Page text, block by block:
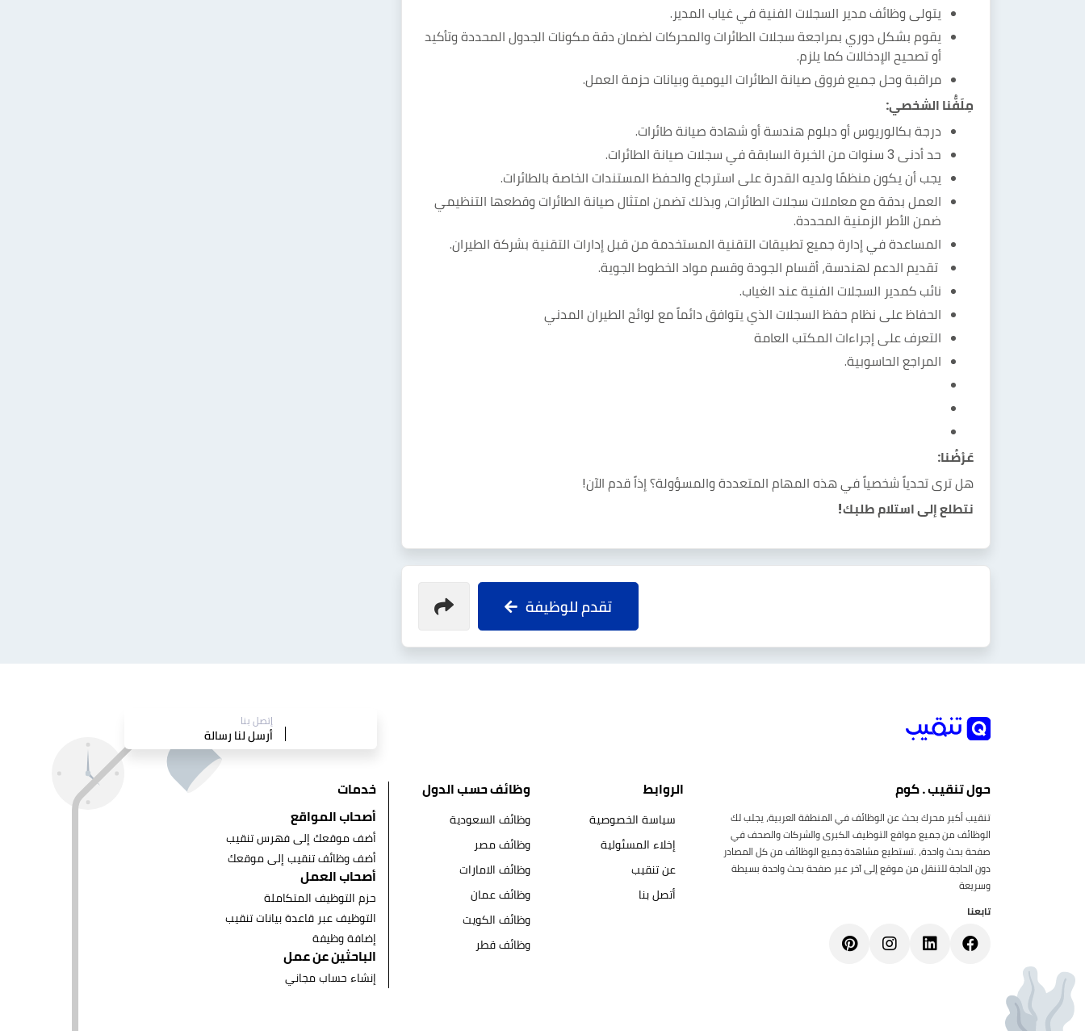
يتولى وظائف مدير السجلات الفنية في غياب المدير.
يقوم بشكل دوري بمراجعة سجلات الطائرات والمحركات لضمان دقة مكونات الجدول المحددة وتأكيد
أو تصحيح الإدخالات كما يلزم.
مراقبة وحل جميع فروق صيانة الطائرات اليومية وبيانات حزمة العمل.
مِلَفُّنا الشخصي:
درجة بكالوريوس أو دبلوم هندسة أو شهادة صيانة طائرات.
حد أدنى 3 سنوات من الخبرة السابقة في سجلات صيانة الطائرات.
يجب أن يكون منظمًا ولديه القدرة على استرجاع والحفظ المستندات الخاصة بالطائرات.
العمل بدقة مع معاملات سجلات الطائرات، وبذلك تضمن امتثال صيانة الطائرات وقطعها التنظيمي
ضمن الأطر الزمنية المحددة.
المساعدة في إدارة جميع تطبيقات التقنية المستخدمة من قبل إدارات التقنية بشركة الطيران.
تقديم الدعم لهندسة، أقسام الجودة وقسم مواد الخطوط الجوية.
نائب كمدير السجلات الفنية عند الغياب.
الحفاظ على نظام حفظ السجلات الذي يتوافق دائماً مع لوائح الطيران المدني
التعرف على إجراءات المكتب العامة
المراجع الحاسوبية.
عَرْضُنا:
هل ترى تحدياً شخصياً في هذه المهام المتعددة والمسؤولة؟ إذاً قدم الآن!
نتطلع إلى استلام طلبك!
تقدم للوظيفة
إتصل بنا
أرسل لنا رسالة
حول تنقيب . كوم
تنقيب أكبر محرك بحث عن الوظائف في المنطقة العربية، يجلب لك
الوظائف من جميع مواقع التوظيف الكبرى والشركات والصحف في
صفحة بحث واحدة، .تستطيع مشاهدة جميع الوظائف من كل المصادر
دون الحاجة للتنقل من موقع إلى آخر عبر صفحة بحث واحدة بسيطة
وسريعة
تابعنا
الروابط
سياسة الخصوصية
إخلاء المسئولية
عن تنقيب
أتصل بنا
وظائف حسب الدول
وظائف السعودية
وظائف مصر
وظائف الامارات
وظائف عمان
وظائف الكويت
وظائف قطر
خدمات
أصحاب المواقع
أضف موقعك إلى فهرس تنقيب
أضف وظائف تنقيب إلى موقعك
أصحاب العمل
حزم التوظيف المتكاملة
التوظيف عبر قاعدة بيانات تنقيب
إضافة وظيفة
الباحثين عن عمل
إنشاء حساب مجاني